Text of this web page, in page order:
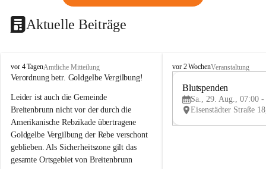
Aktuelle Beiträge
B
r
i
t
e
n
b
r
u
vor 4 TagenAmtliche Mitteilung
Verordnung betr. Goldgelbe Vergilbung!
Leider ist auch die Gemeinde
Breitenbrunn nicht vor der durch die
Amerikanische Rebzikade übertragene
Goldgelbe Vergilbung der Rebe verschont
geblieben. Als Sicherheitszone gilt das
gesamte Ortsgebiet von Breitenbrunn
B
e
vor 2 WochenVeranstaltung
Blutspenden
Sa., 29. Aug., 07:00 -